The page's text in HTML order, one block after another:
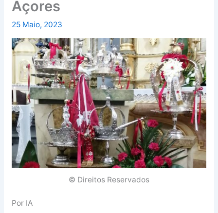
Açores
25 Maio, 2023
© Direitos Reservados
Por IA